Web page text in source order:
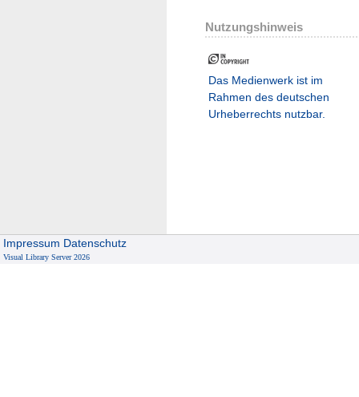
Nutzungshinweis
Das Medienwerk ist im
Rahmen des deutschen
Urheberrechts nutzbar.
Impressum Datenschutz
Visual Library Server 2026